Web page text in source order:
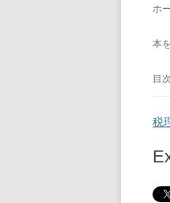
ホ
本
目
税